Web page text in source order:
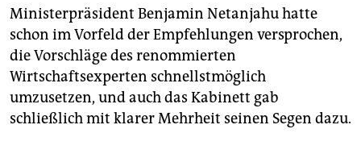
Ministerpräsident Benjamin Netanjahu hatte
schon im Vorfeld der Empfehlungen versprochen,
die Vorschläge des renommierten
Wirtschaftsexperten schnellstmöglich
umzusetzen, und auch das Kabinett gab
schließlich mit klarer Mehrheit seinen Segen dazu.